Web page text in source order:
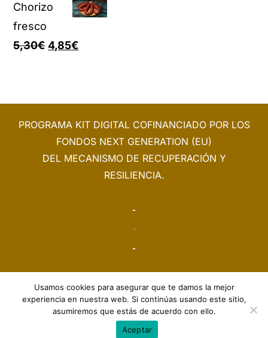
Chorizo
fresco
5,30€ El
era:
5,30€.
4,85€El
es:
4,85€.
PROGRAMA KIT DIGITAL COFINANCIADO POR LOS
FONDOS NEXT GENERATION (EU)
DEL MECANISMO DE RECUPERACIÓN Y
RESILIENCIA.
AVISO LEGAL|POLÍTICA DE PRIVACIDAD|POLÍTICA DE COOKIES
© Copyright 2026 | Todos los derechos reservados | Embutidos
Emciso
Usamos cookies para asegurar que te damos la mejor
experiencia en nuestra web. Si continúas usando este sitio,
asumiremos que estás de acuerdo con ello.
Aceptar